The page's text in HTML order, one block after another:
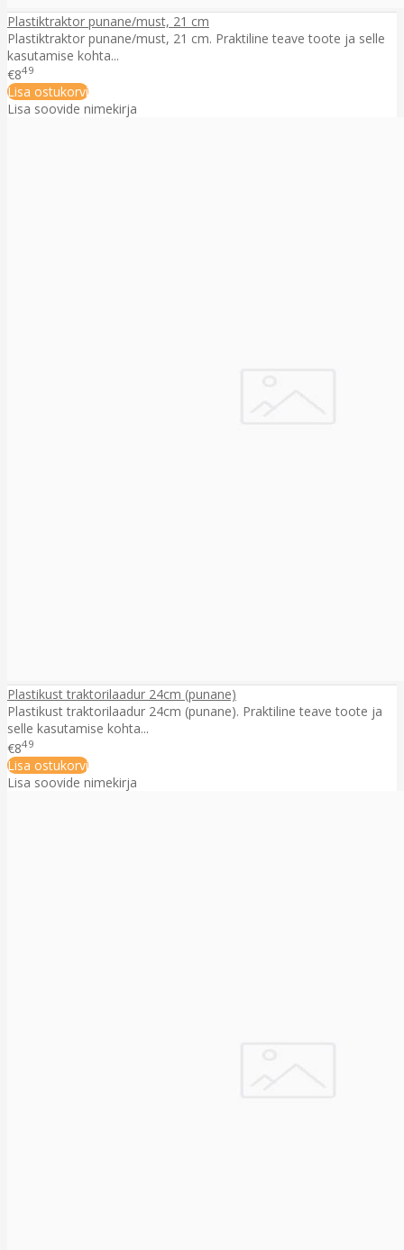
Plastiktraktor punane/must, 21 cm
Plastiktraktor punane/must, 21 cm. Praktiline teave toote ja selle
kasutamise kohta...
€849
Lisa ostukorvi
Lisa soovide nimekirja
Plastikust traktorilaadur 24cm (punane)
Plastikust traktorilaadur 24cm (punane). Praktiline teave toote ja
selle kasutamise kohta...
€849
Lisa ostukorvi
Lisa soovide nimekirja